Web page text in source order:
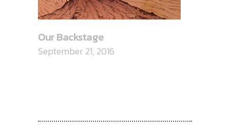
Our Backstage
September 21, 2016